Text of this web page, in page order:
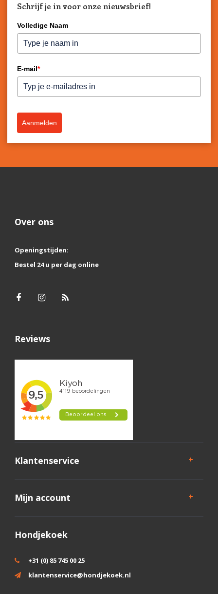
Schrijf je in voor onze nieuwsbrief!
Volledige Naam
E-mail*
Aanmelden
Over ons
Openingstijden:
Bestel 24 u per dag online
Reviews
Klantenservice
Mijn account
Hondjekoek
+31 (0) 85 745 00 25
klantenservice@hondjekoek.nl